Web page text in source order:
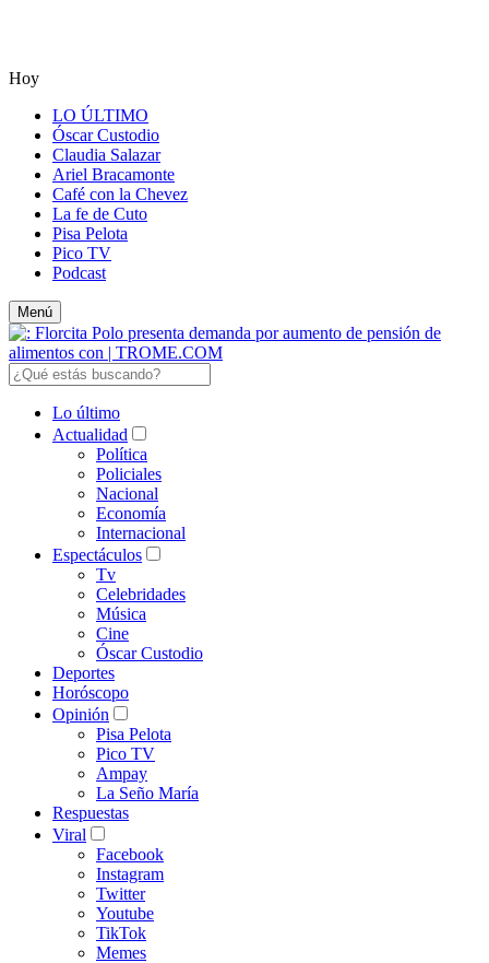
Hoy
LO ÚLTIMO
Óscar Custodio
Claudia Salazar
Ariel Bracamonte
Café con la Chevez
La fe de Cuto
Pisa Pelota
Pico TV
Podcast
Menú
Lo último
Actualidad
Política
Policiales
Nacional
Economía
Internacional
Espectáculos
Tv
Celebridades
Música
Cine
Óscar Custodio
Deportes
Horóscopo
Opinión
Pisa Pelota
Pico TV
Ampay
La Seño María
Respuestas
Viral
Facebook
Instagram
Twitter
Youtube
TikTok
Memes